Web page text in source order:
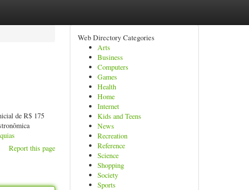
de R$ 175
Report this page
Web Directory Categories
Arts
Business
Computers
Games
Health
Home
Internet
Kids and Teens
News
Recreation
Reference
Science
Shopping
Society
Sports